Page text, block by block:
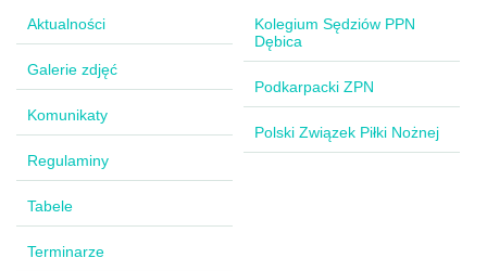
Aktualności
Galerie zdjęć
Komunikaty
Regulaminy
Tabele
Terminarze
Kolegium Sędziów PPN
Dębica
Podkarpacki ZPN
Polski Związek Piłki Nożnej